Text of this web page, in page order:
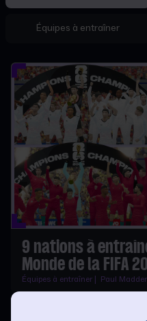
Équipes à entraîner
9 nations à
Monde de la FIFA
Équipes à entraîner | Paul